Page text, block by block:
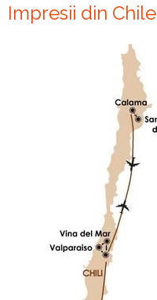
Impresii din Chile